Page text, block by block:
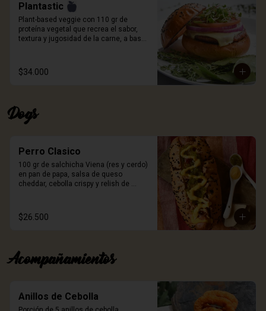
Plantastic
Plant-based veggie con 110 gr de
proteína vegetal que recrea el sabor,
textura y jugosidad de la carne, a base
artesanal de papa, queso a elección,
germinados de remolacha, cebolla
$34.000
Dogs
Perro Clasico
100 gr de salchicha Viena (res y cerdo)
en pan de papa, salsa de queso
cheddar, cebolla crispy y relish de
$26.500
Acompañamientos
Anillos de Cebolla